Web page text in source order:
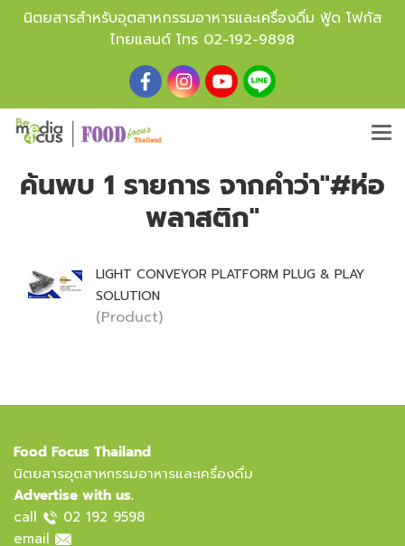
นิตยสารสำหรับอุตสาหกรรมอาหารและเครื่องดื่ม ฟู้ด โฟกัส
ไทยแลนด์ โทร 02-192-9898
ค้นพบ 1 รายการ จากคำว่า"#ห่อ
พลาสติก"
LIGHT CONVEYOR PLATFORM PLUG & PLAY
SOLUTION
(Product)
Food Focus Thailand
นิตยสารอุตสาหกรรมอาหารและเครื่องดื่ม
Advertise with us.
call
02 192 9598
email